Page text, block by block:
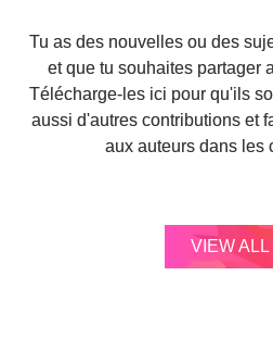
Tu as des nouvelles ou des
et que tu souhaites partager
Télécharge-les ici pour qu'ils
aussi d'autres contributions et
aux auteurs dans les
VIEW ALL